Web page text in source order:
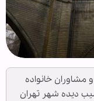
مشاوران خانواده
دیده شهر تهران